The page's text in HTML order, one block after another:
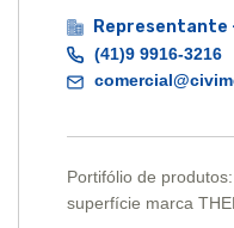
Representante
(41)9 9916-3216
Portifólio de
superfície marca